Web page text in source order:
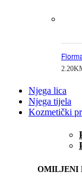
2.20
Njega lica
Njega tijela
Kozmetički
OMILJENI